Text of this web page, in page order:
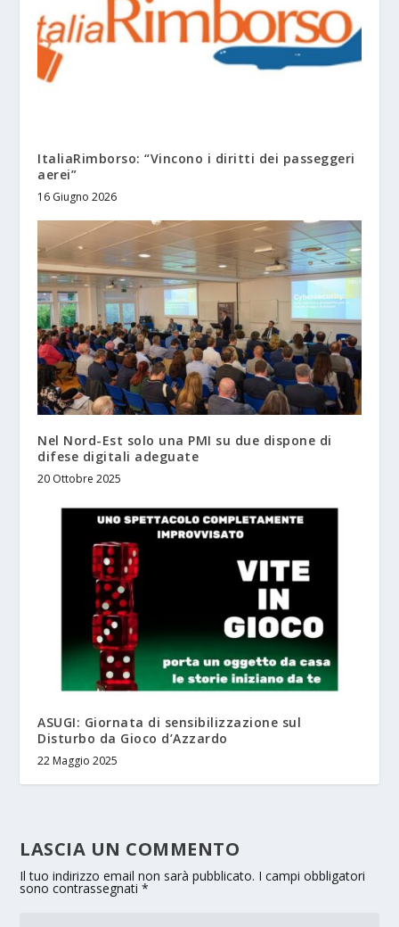
ItaliaRimborso: “Vincono i diritti dei passeggeri
aerei”
16 Giugno 2026
Nel Nord-Est solo una PMI su due dispone di
difese digitali adeguate
20 Ottobre 2025
ASUGI: Giornata di sensibilizzazione sul
Disturbo da Gioco d’Azzardo
22 Maggio 2025
LASCIA UN COMMENTO
Il tuo indirizzo email non sarà pubblicato. I campi obbligatori
sono contrassegnati*